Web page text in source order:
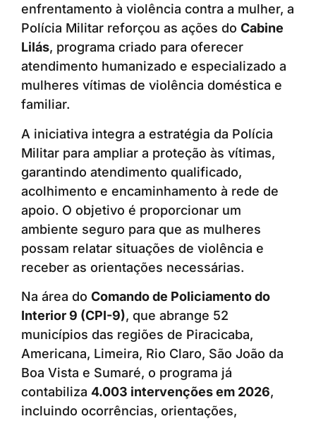
enfrentamento à violência contra a mulher, a
Polícia Militar reforçou as ações do Cabine
Lilás, programa criado para oferecer
atendimento humanizado e especializado a
mulheres vítimas de violência doméstica e
familiar.
A iniciativa integra a estratégia da Polícia
Militar para ampliar a proteção às vítimas,
garantindo atendimento qualificado,
acolhimento e encaminhamento à rede de
apoio. O objetivo é proporcionar um
ambiente seguro para que as mulheres
possam relatar situações de violência e
receber as orientações necessárias.
Na área do Comando de Policiamento do
Interior 9 (CPI-9), que abrange 52
municípios das regiões de Piracicaba,
Americana, Limeira, Rio Claro, São João da
Boa Vista e Sumaré, o programa já
contabiliza 4.003 intervenções em 2026,
incluindo ocorrências, orientações,